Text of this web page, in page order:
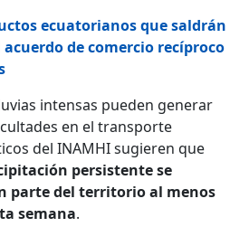
ecuatorianos que saldrán
de comercio recíproco
intensas pueden generar
en el transporte
del INAMHI sugieren que
persistente se
parte del territorio al menos
semana.